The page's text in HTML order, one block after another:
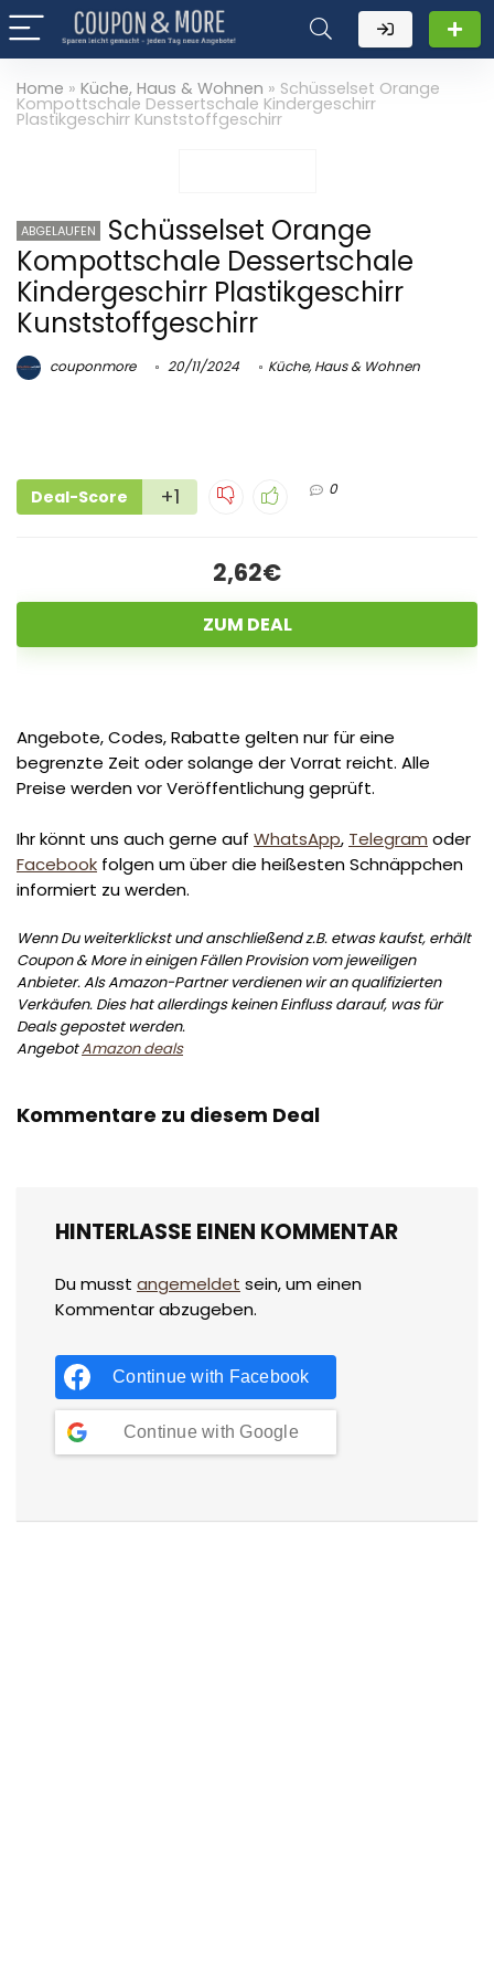
Home » Küche, Haus & Wohnen » Schüsselset Orange
Kompottschale Dessertschale Kindergeschirr
Plastikgeschirr Kunststoffgeschirr
ABGELAUFEN
Schüsselset Orange
Kompottschale Dessertschale
Kindergeschirr Plastikgeschirr
Kunststoffgeschirr
couponmore 20/11/2024 Küche, Haus & Wohnen
Deal-Score +1 0
2,62€
ZUM DEAL
Angebote, Codes, Rabatte gelten nur für eine
begrenzte Zeit oder solange der Vorrat reicht. Alle
Preise werden vor Veröffentlichung geprüft.
Ihr könnt uns auch gerne auf WhatsApp, Telegram oder
Facebook folgen um über die heißesten Schnäppchen
informiert zu werden.
Wenn Du weiterklickst und anschließend z.B. etwas kaufst, erhält
Coupon & More in einigen Fällen Provision vom jeweiligen
Anbieter. Als Amazon-Partner verdienen wir an qualifizierten
Verkäufen. Dies hat allerdings keinen Einfluss darauf, was für
Deals gepostet werden.
AngebotAmazon deals
Kommentare zu diesem Deal
HINTERLASSE EINEN KOMMENTAR
Du musst angemeldet sein, um einen
Kommentar abzugeben.
Continue with Facebook
Continue with Google